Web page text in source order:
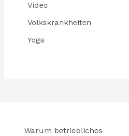
Video
Volkskrankheiten
Yoga
Warum betriebliches